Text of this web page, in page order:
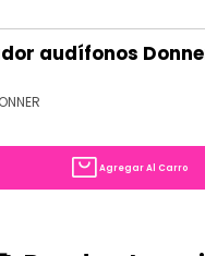
audífonos
Agregar Al Carro